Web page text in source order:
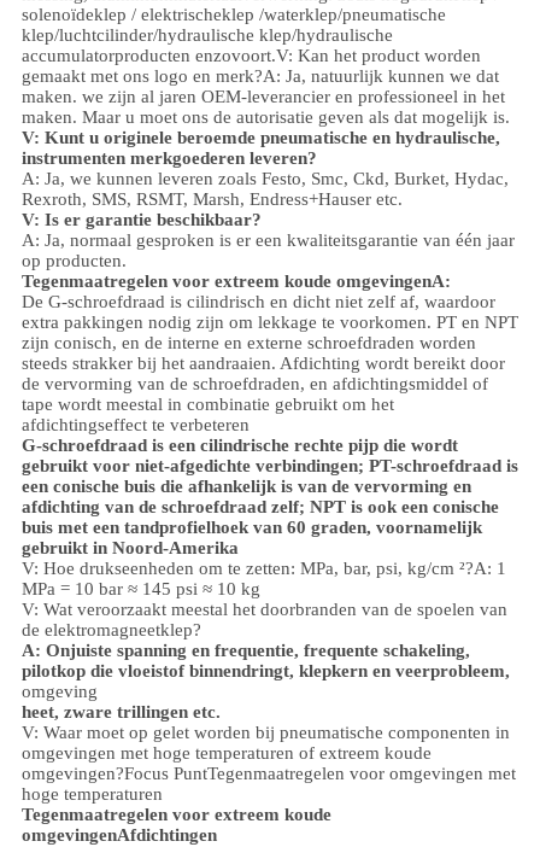
solenoïdeklep / elektrischeklep /waterklep/pneumatische
klep/luchtcilinder/hydraulische klep/hydraulische
accumulatorproducten enzovoort.V: Kan het product worden
gemaakt met ons logo en merk?A: Ja, natuurlijk kunnen we dat
maken. we zijn al jaren OEM-leverancier en professioneel in het
maken. Maar u moet ons de autorisatie geven als dat mogelijk is.
V: Kunt u originele beroemde pneumatische en hydraulische,
instrumenten merkgoederen leveren?
A: Ja, we kunnen leveren zoals Festo, Smc, Ckd, Burket, Hydac,
Rexroth, SMS, RSMT, Marsh, Endress+Hauser etc.
V: Is er garantie beschikbaar?
A: Ja, normaal gesproken is er een kwaliteitsgarantie van één jaar
op producten.
Tegenmaatregelen voor extreem koude omgevingenA:
De G-schroefdraad is cilindrisch en dicht niet zelf af, waardoor
extra pakkingen nodig zijn om lekkage te voorkomen. PT en NPT
zijn conisch, en de interne en externe schroefdraden worden
steeds strakker bij het aandraaien. Afdichting wordt bereikt door
de vervorming van de schroefdraden, en afdichtingsmiddel of
tape wordt meestal in combinatie gebruikt om het
afdichtingseffect te verbeteren
G-schroefdraad is een cilindrische rechte pijp die wordt
gebruikt voor niet-afgedichte verbindingen; PT-schroefdraad is
een conische buis die afhankelijk is van de vervorming en
afdichting van de schroefdraad zelf; NPT is ook een conische
buis met een tandprofielhoek van 60 graden, voornamelijk
gebruikt in Noord-Amerika
V: Hoe drukseenheden om te zetten: MPa, bar, psi, kg/cm ²?A: 1
MPa = 10 bar ≈ 145 psi ≈ 10 kg
V: Wat veroorzaakt meestal het doorbranden van de spoelen van
de elektromagneetklep?
A: Onjuiste spanning en frequentie, frequente schakeling,
pilotkop die vloeistof binnendringt, klepkern en veerprobleem,
omgeving
heet, zware trillingen etc.
V: Waar moet op gelet worden bij pneumatische componenten in
omgevingen met hoge temperaturen of extreem koude
omgevingen?Focus PuntTegenmaatregelen voor omgevingen met
hoge temperaturen
Tegenmaatregelen voor extreem koude
omgevingenAfdichtingen